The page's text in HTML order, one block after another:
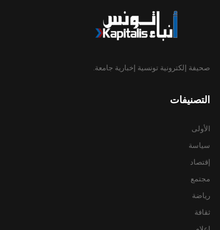
صحيفة إلكترونية تونسية إخبارية جامعة.
التصنيفات
الأولى
سياسة
إقتصاد
مجتمع
رياضة
ثقافة